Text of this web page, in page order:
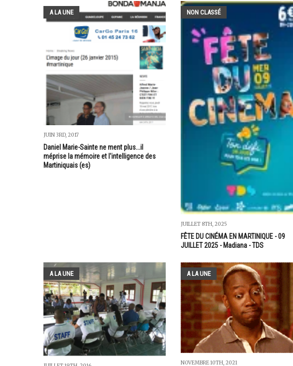
A LA UNE
JUIN 3RD, 2017
Daniel Marie-Sainte ne ment plus...il
méprise la mémoire et l'intelligence des
Martiniquais (es)
NON CLASSÉ
JUILLET 8TH, 2025
FÊTE DU CINÉMA EN MARTINIQUE - 09
JUILLET 2025 - Madiana - TDS
A LA UNE A LA UNE
NOVEMBRE 10TH, 2021